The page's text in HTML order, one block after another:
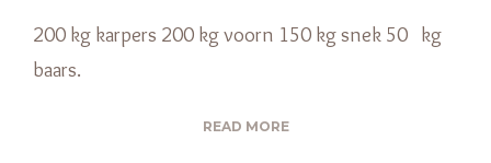
200 kg karpers 200 kg voorn 150 kg snek 50 kg
baars.
READ MORE